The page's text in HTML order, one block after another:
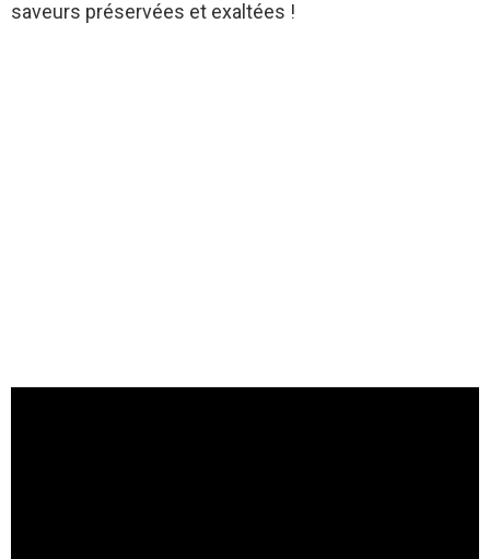
saveurs préservées et exaltées !